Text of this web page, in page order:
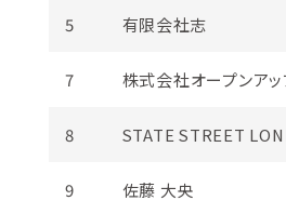
5 有限会社志
7 株式会社オープンア
8 STATE STREET
9 佐藤 大央